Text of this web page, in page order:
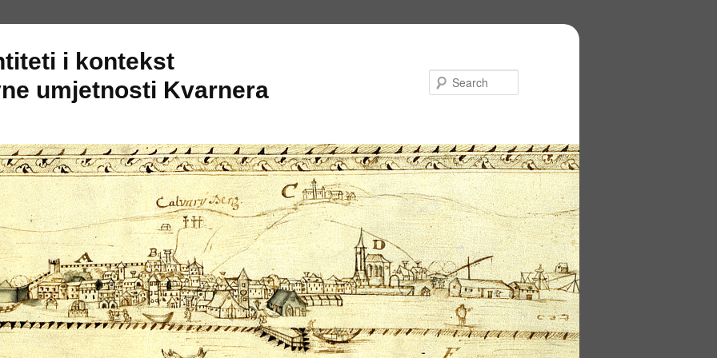
i kontekst
umjetnosti Kvarnera